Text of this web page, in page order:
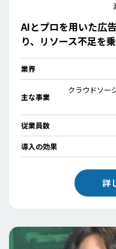
AIとプロを用いた広
り、リソース不足を
業界
主な事業
クラウドソー
従業員数
導入の効果
詳